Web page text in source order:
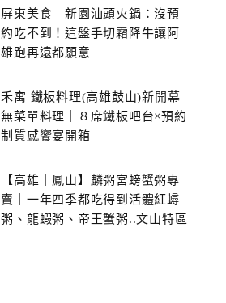
屏東美食｜新園汕頭火鍋：沒預
約吃不到！這盤手切霜降牛讓阿
雄跑再遠都願意
禾寓 鐵板料理(高雄鼓山)新開幕
無菜單料理｜８席鐵板吧台×預約
制質感饗宴開箱
【高雄｜鳳山】麟粥宮螃蟹粥專
賣｜一年四季都吃得到活體紅蟳
粥、龍蝦粥、帝王蟹粥..文山特區